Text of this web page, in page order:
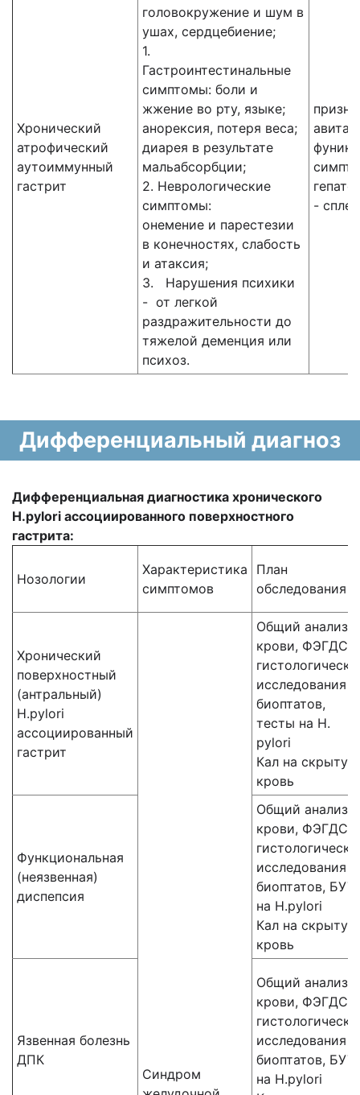
Хронический
атрофический
аутоиммунный
гастрит
головокружение и шум в
ушах, сердцебиение;
1.
Гастроинтестинальные
симптомы: боли и
жжение во рту, языке;
анорексия, потеря веса;
диарея в результате
мальабсорбции;
2. Неврологические
симптомы:
онемение и парестезии
в конечностях, слабость
и атаксия;
3. Нарушения психики
- от легкой
раздражительности до
тяжелой деменция или
психоз.
-
Дифференциальный диагноз
Дифференциальная диагностика хронического
H.pylori ассоциированного поверхностного
гастрита:
Нозологии
Характеристика
симптомов
План
обследования
Хронический
поверхностный
(антральный)
H.pylori
ассоциированный
гастрит
Синдром
Общий анализ
крови, ФЭГДС,
исследования
биоптатов,
тесты на H.
pylori
Кал на скрытую
кровь
Функциональная
(неязвенная)
диспепсия
Общий анализ
крови, ФЭГДС,
исследования
биоптатов, БУТ
на H.pylori
Кал на скрытую
кровь
Язвенная болезнь
ДПК
Общий анализ
крови, ФЭГДС,
исследования
биоптатов, БУТ
на H.pylori